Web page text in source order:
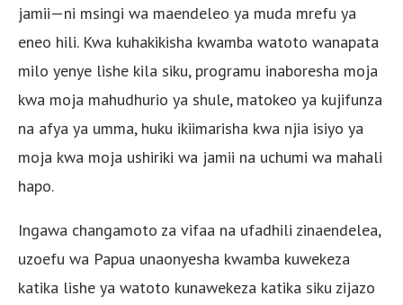
jamii—ni msingi wa maendeleo ya muda mrefu ya
eneo hili. Kwa kuhakikisha kwamba watoto wanapata
milo yenye lishe kila siku, programu inaboresha moja
kwa moja mahudhurio ya shule, matokeo ya kujifunza
na afya ya umma, huku ikiimarisha kwa njia isiyo ya
moja kwa moja ushiriki wa jamii na uchumi wa mahali
hapo.
Ingawa changamoto za vifaa na ufadhili zinaendelea,
uzoefu wa Papua unaonyesha kwamba kuwekeza
katika lishe ya watoto kunawekeza katika siku zijazo